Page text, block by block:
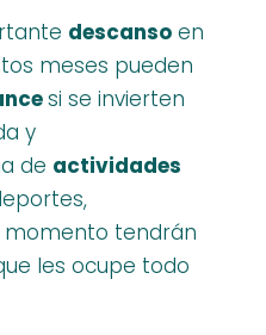
descansoen
meses pueden
si se invierten
y
de actividades
momento tendrán
les ocupe todo